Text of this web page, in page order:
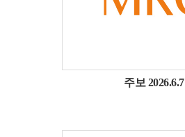
주보 2026.6.7